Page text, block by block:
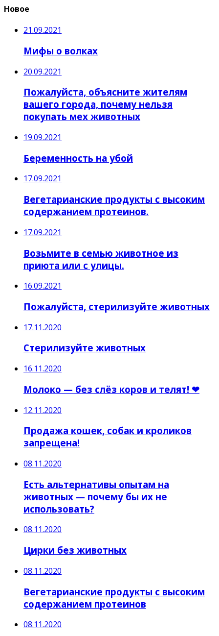
Новое
21.09.2021
Мифы о волках
20.09.2021
Пожалуйста, объясните жителям
вашего города, почему нельзя
покупать мех животных
19.09.2021
Беременность на убой
17.09.2021
Вегетарианские продукты с высоким
содержанием протеинов.
17.09.2021
Возьмите в семью животное из
приюта или с улицы.
16.09.2021
Пожалуйста, стерилизуйте животных
17.11.2020
Стерилизуйте животных
16.11.2020
Молоко — без слёз коров и телят! ❤
12.11.2020
Продажа кошек, собак и кроликов
запрещена!
08.11.2020
Есть альтернативы опытам на
животных — почему бы их не
использовать?
08.11.2020
Цирки без животных
08.11.2020
Вегетарианские продукты с высоким
содержанием протеинов
08.11.2020